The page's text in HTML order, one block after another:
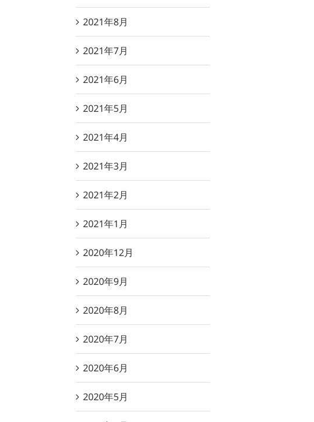
2021年8月
2021年7月
2021年6月
2021年5月
2021年4月
2021年3月
2021年2月
2021年1月
2020年12月
2020年9月
2020年8月
2020年7月
2020年6月
2020年5月